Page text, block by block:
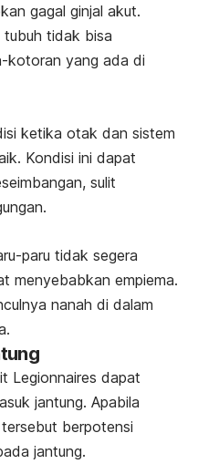
gagal ginjal akut.
tubuh tidak bisa
kotoran yang ada di
ketika otak dan sistem
Kondisi ini dapat
sulit
paru tidak segera
menyebabkan empiema.
nanah di dalam
Legionnaires dapat
jantung. Apabila
berpotensi
jantung.